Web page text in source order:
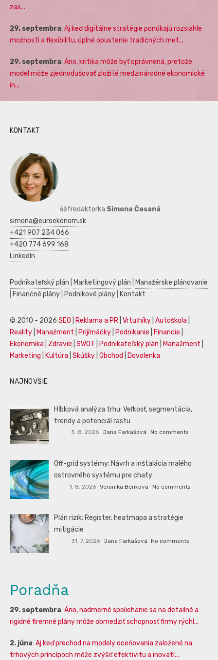
zas...
29. septembra: Aj keď digitálne stratégie ponúkajú rozsiahle
možnosti a flexibilitu, úplné opustenie tradičných met...
29. septembra: Áno, kritika môže byť oprávnená, pretože
model môže zjednodušovať zložité medzinárodné ekonomické
in...
KONTAKT
šéfredaktorka Simona Česaná
simona@euroekonom.sk
+421 907 234 066
+420 774 699 168
LinkedIn
Podnikateľský plán Marketingový plán
Manažérske plánovanie
Finančné plány Podnikové plány Kontakt
© 2010 - 2026 SEO Reklama a PR Vrtuľníky Autoškola
Reality
Manažment Prijímáčky Podnikanie Financie
Ekonomika
Zdravie SWOT Podnikateľský plán Manažment
Marketing
Kultúra Skúšky Obchod Dovolenka
NAJNOVŠIE
Hĺbková analýza trhu: Veľkosť, segmentácia,
trendy a potenciál rastu
5. 8. 2026 Jana Farkašová No comments
Off-grid systémy: Návrh a inštalácia malého
ostrovného systému pre chaty
1. 8. 2026 Veronika Benková No comments
Plán rizík: Register, heatmapa a stratégie
mitigácie
31. 7. 2026 Jana Farkašová No comments
Poradňa
29. septembra: Áno, nadmerné spoliehanie sa na detailné a
rigidné firemné plány môže obmedziť schopnosť firmy rýchl...
2. júna: Aj keď prechod na modely oceňovania založené na
trhových princípoch môže zvýšiť efektivitu a inovatí...